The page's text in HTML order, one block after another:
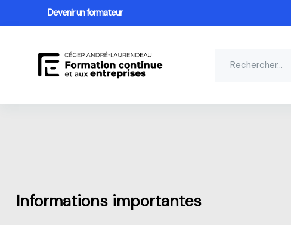
Devenir un formateur
Aperçu de cette partie
Informations importantes